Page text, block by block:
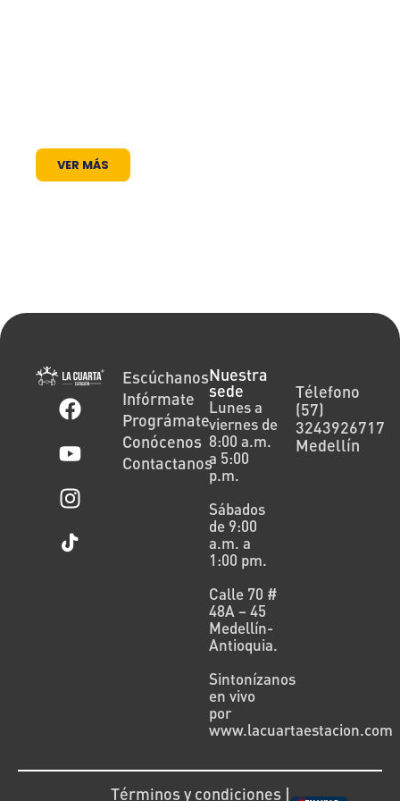
VER MÁS
Escúchanos
Infórmate
Prográmate
Conócenos
Contactanos
Nuestra
sede
Lunes a
viernes de
8:00 a.m.
a 5:00
p.m.
Sábados
de 9:00
a.m. a
1:00 pm.
Calle 70 #
48A – 45
Medellín-
Antioquia.
Sintonízanos
en vivo
por
www.lacuartaestacion.com
Télefono
(57)
3243926717
Medellín
Términos y condiciones |